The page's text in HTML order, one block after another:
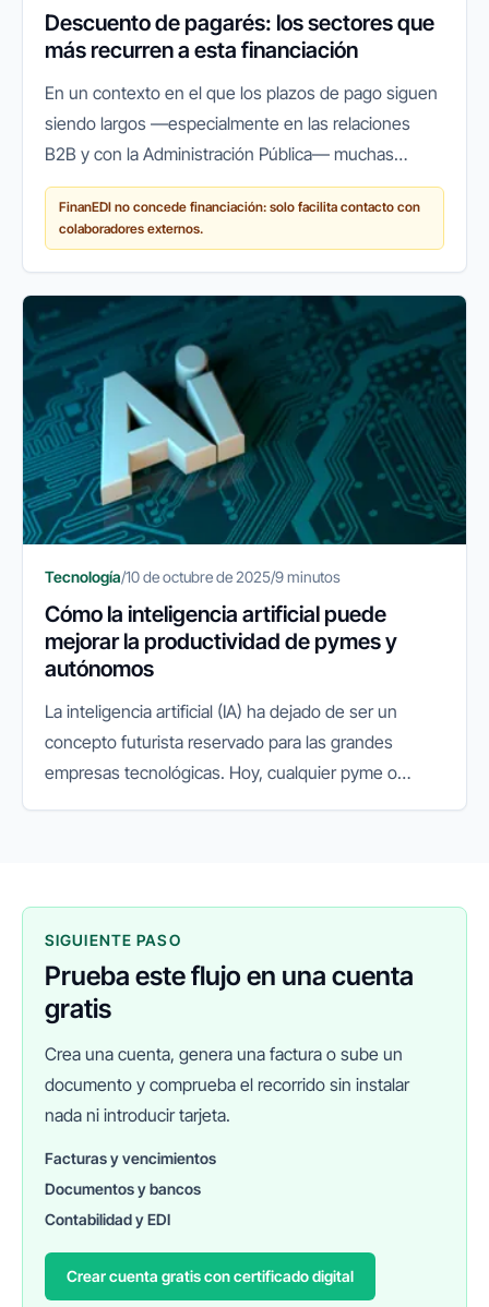
Descuento de pagarés: los sectores que
más recurren a esta financiación
En un contexto en el que los plazos de pago siguen
siendo largos —especialmente en las relaciones
B2B y con la Administración Pública— muchas
empresas españolas recurren a herramientas que
les permitan mantener su...
FinanEDI no concede financiación: solo facilita contacto con
colaboradores externos.
Tecnología/10 de octubre de 2025/9 minutos
Cómo la inteligencia artificial puede
mejorar la productividad de pymes y
autónomos
La inteligencia artificial (IA) ha dejado de ser un
concepto futurista reservado para las grandes
empresas tecnológicas. Hoy, cualquier pyme o
SIGUIENTE PASO
Prueba este flujo en una cuenta
gratis
Crea una cuenta, genera una factura o sube un
documento y comprueba el recorrido sin instalar
nada ni introducir tarjeta.
Facturas y vencimientos
Documentos y bancos
Contabilidad y EDI
Crear cuenta gratis con certificado digital
FINANEDI
Hablemos ahora
Pedir información sobre FinanEDI